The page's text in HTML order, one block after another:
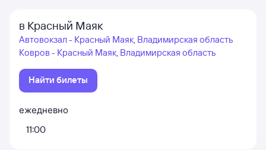
в Красный Маяк
Автовокзал - Красный Маяк, Владимирская область
Ковров - Красный Маяк, Владимирская область
Найти билеты
ежедневно
11:00